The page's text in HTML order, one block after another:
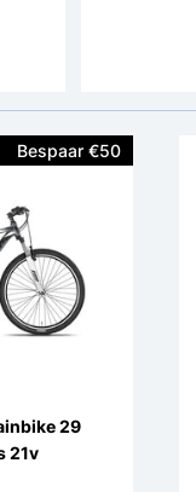
Bespaar €50
29
21v